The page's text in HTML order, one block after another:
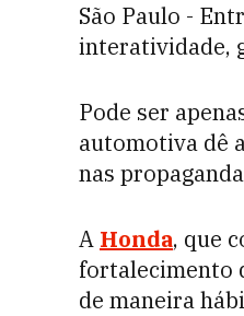
São Paulo -
interatividade,
Pode ser
automotiva dê
nas
A Honda, que
fortalecimento
de maneira